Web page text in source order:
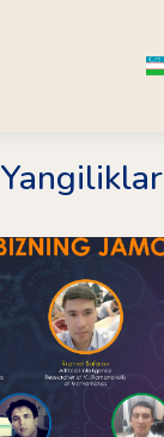
Yangiliklar